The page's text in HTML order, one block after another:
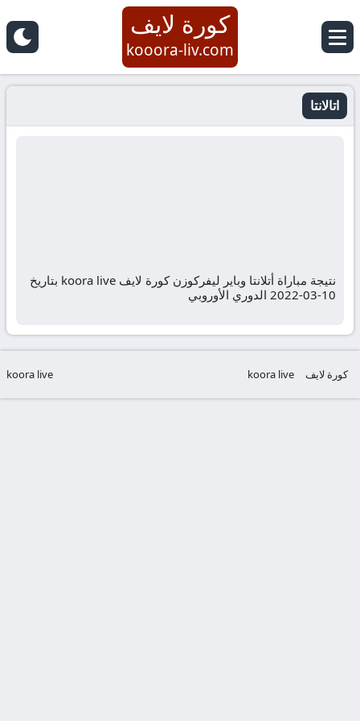
كورة لايف
kooora-liv.com
اتالانتا
نتيجة مباراة أتلانتا وباير ليفركوزن كورة لايف koora live بتاريخ
10-03-2022 الدوري الأوروبي
كورة لايف koora live
koora live